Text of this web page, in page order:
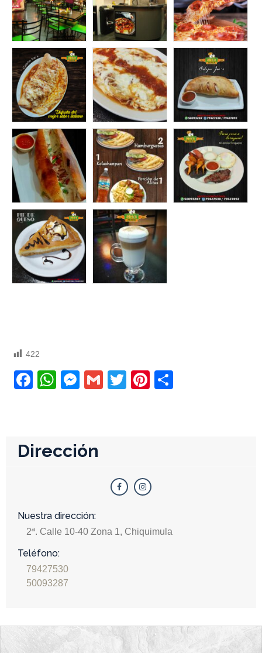
422
Facebook
WhatsApp
Messenger
GmailTwitterPinterest
Dirección
Nuestra dirección:
2ª. Calle 10-40 Zona 1, Chiquimula
Teléfono:
79427530
50093287